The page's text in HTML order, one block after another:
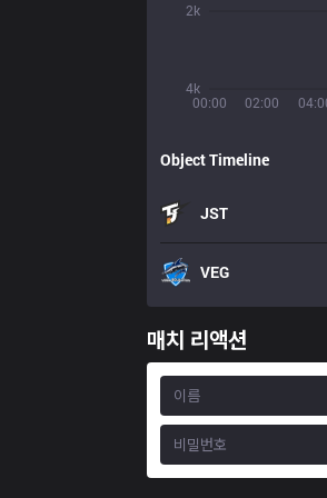
00:00 02:00
4k
2k
Object Timeline
JST
VEG
매치 리액션